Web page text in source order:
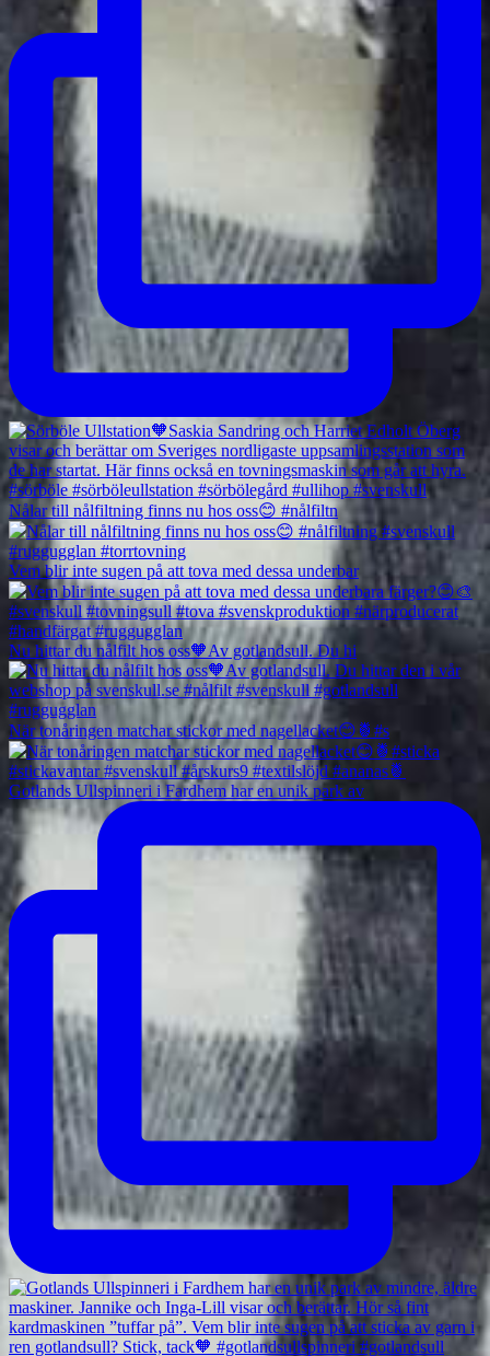
Nålar till nålfiltning finns nu hos oss😊 #nålfiltn
Vem blir inte sugen på att tova med dessa underbar
Nu hittar du nålfilt hos oss🧡Av gotlandsull. Du hi
När tonåringen matchar stickor med nagellacket😊🍍#s
Gotlands Ullspinneri i Fardhem har en unik park av